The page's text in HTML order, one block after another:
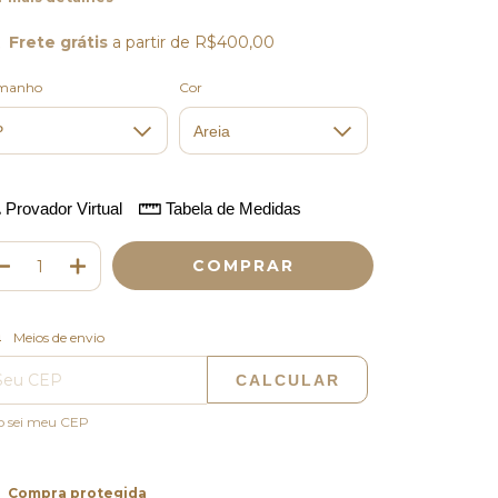
Frete grátis a partir de R$400,00
Cor
Provador Virtual Tabela de Medidas
para o CEP:
Meios de envio
CALCULAR
sei meu CEP
Compra protegida